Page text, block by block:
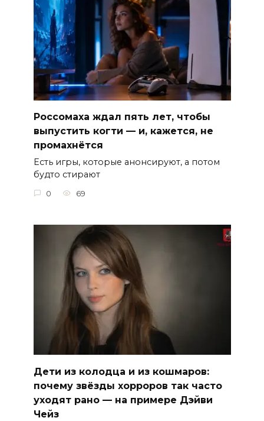
Россомаха ждал пять лет, чтобы
выпустить когти — и, кажется, не
промахнётся
Есть игры, которые анонсируют, а потом
будто стирают
0 69
Дети из колодца и из кошмаров:
почему звёзды хорроров так часто
уходят рано — на примере Дэйви
Чейз